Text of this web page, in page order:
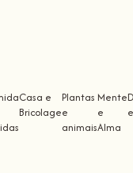
Casa e
Bricolage
Plantas
e
animais
Mente
e
Alma